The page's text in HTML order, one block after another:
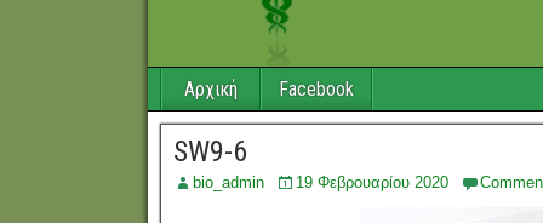
Αρχική Facebook
SW9-6
bio_admin 19 Φεβρουαρίου 2020